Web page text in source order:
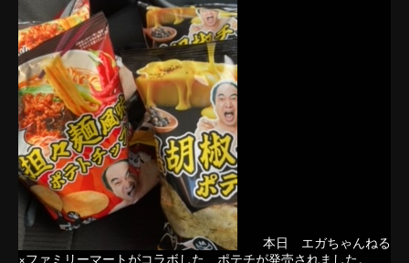
本日 エガちゃんねる
×ファミリーマートがコラボした ポテチが発売されました。